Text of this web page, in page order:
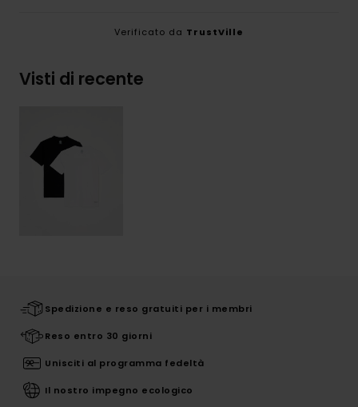
Verificato da TrustVille
Visti di recente
Spedizione e reso gratuiti per i membri
Reso entro 30 giorni
Unisciti al programma fedeltà
Il nostro impegno ecologico